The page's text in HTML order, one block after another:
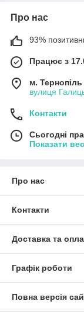
Про нас
93%
Працює з
м. Тернопіль
вулиця
Контакти
Сьогодні
Показати
Про нас
Контакти
Доставка та
Графік роботи
Повна версія